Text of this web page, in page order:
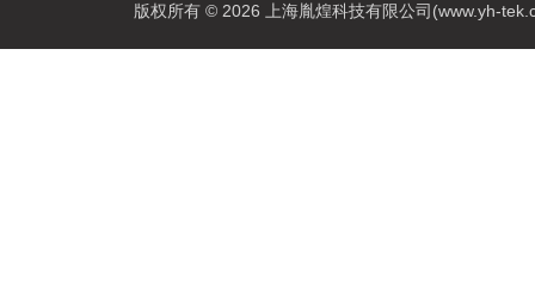
版权所有 © 2026 上海胤煌科技有限公司(www.yh-